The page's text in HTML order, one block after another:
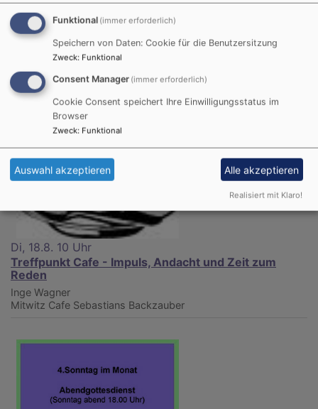
Di, 18.8. 10 Uhr
Treffpunkt Cafe - Impuls, Andacht und Zeit zum
Reden
Inge Wagner
Mitwitz Cafe Sebastians Backzauber
Funktional (immer erforderlich)
Speichern von Daten: Cookie für die Benutzersitzung
Zweck: Funktional
Consent Manager (immer erforderlich)
Cookie Consent speichert Ihre Einwilligungsstatus im
Browser
Zweck: Funktional
Auswahl akzeptieren Alle akzeptieren
Realisiert mit Klaro!